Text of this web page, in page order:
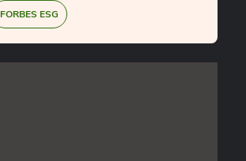
FORBES ESG